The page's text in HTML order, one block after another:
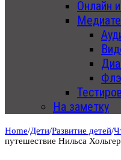
Онлайн
На заметку
Home/Дети/Развитие детей/
путешествие Нильса